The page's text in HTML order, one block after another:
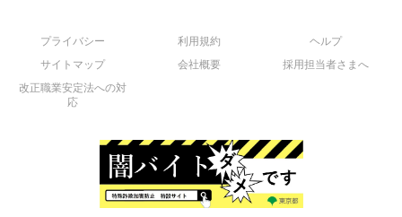
プライバシー 利用規約
ヘルプ
サイトマップ
会社概要
採用担当者さまへ
改正職業安定法への対
応